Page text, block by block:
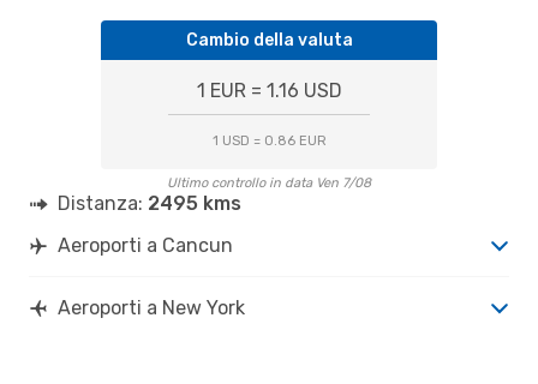
Cambio della valuta
1 EUR = 1.16 USD
1 USD = 0.86 EUR
Ultimo controllo in data Ven 7/08
Distanza: 2495 kms
Aeroporti a Cancun
Aeroporti a New York